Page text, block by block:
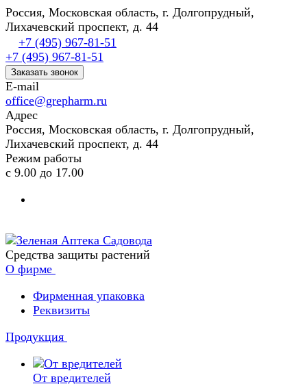
Россия, Московская область, г. Долгопрудный,
Лихачевский проспект, д. 44
+7 (495) 967-81-51
+7 (495) 967-81-51
Заказать звонок
E-mail
office@grepharm.ru
Адрес
Россия, Московская область, г. Долгопрудный,
Лихачевский проспект, д. 44
Режим работы
с 9.00 до 17.00
Средства защиты растений
О фирме
Фирменная упаковка
Реквизиты
Продукция
От вредителей